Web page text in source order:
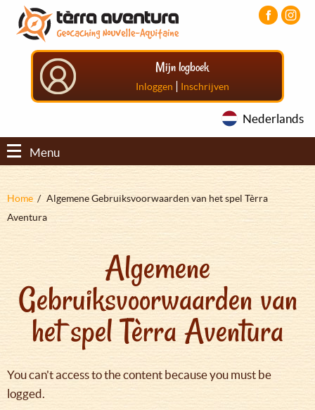
Overslaan
naar
Aller
menu
principal
Aller
pied
Mijn logboek
Inloggen | Inschrijven
Nederlands
Menu
Kruimelpad
Home
Algemene Gebruiksvoorwaarden van het spel Tèrra
Aventura
Algemene
Gebruiksvoorwaarden van
het spel Tèrra Aventura
You can't access to the content because you must be
logged.